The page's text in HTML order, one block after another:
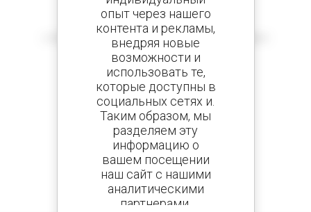
Создайте оповещения
и получайте объявления о поддержанном оборудовании
800 Дилеров
Manitou во всем мире
1 из 4 телескопических погрузчиков
опыт через нашего
контента и рекламы,
внедряя новые
возможности и
использовать те,
которые доступны в
социальных сетях и.
Таким образом, мы
разделяем эту
информацию о
вашем посещении
наш сайт с нашими
аналитическими
партнерами,